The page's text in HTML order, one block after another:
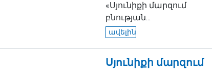
«Սյունիքի մարզում
բնության...
ավելին
Սյունիքի մարզում